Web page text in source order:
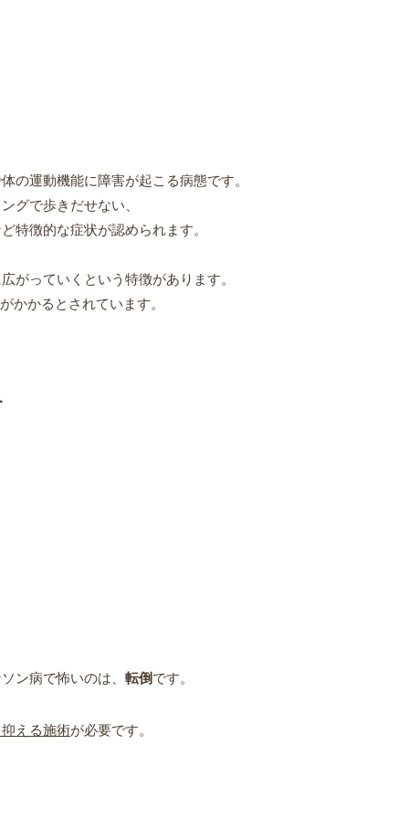
の運動機能に障害が起こる病態です。
グで歩きだせない、
特徴的な症状が認められます。
がっていくという特徴があります。
がかかるとされています。
ン病で怖いのは、 転倒です。
える施術が必要です。